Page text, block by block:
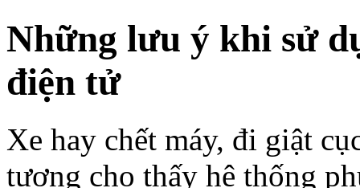
Những lưu ý khi sử
điện tử
Xe hay chết máy, đi giật
tượng cho thấy hệ thống